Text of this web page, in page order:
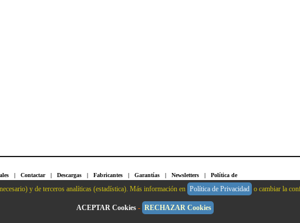
| Contactar| Descargas | Fabricantes | Garantías | Newsletters | Política de
Sitemap Solicitar Presupuesto | Suscripción Boletín | Crear Cuenta | Identificarse
y de terceros analíticas (estadística). Más información en Política de Privacidad o cambiar la
ACEPTAR Cookies - RECHAZAR Cookies